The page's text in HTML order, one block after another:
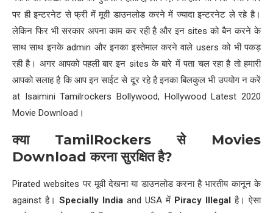
पर ही इन्टरनेट से फ्री में मूवी डाउनलोड करने में ज्यादा इन्टरनेट ले रहे है।
लेकिन फिर भी सरकार अपना काम कर रही है और इन sites को बैन करने के
साथ साथ इनके admin और इनका इस्तेमाल करने वाले users को भी पकड़
रही है। अगर आपको पहली बार इन sites के बारे में पता चल रहा है तो हमारी
आपको सलाह है कि आप इन साईट से दूर रहे है इनका बिलकुल भी उपयोग न करें
at Isaimini Tamilrockers Bollywood, Hollywood Latest 2020
Movie Download।
क्या TamilRockersसे Movies
Downloadकरना सुरक्षित है?
Pirated websites पर मूवी देखना या डाउनलोड करना है भारतीय कानून के
against है। Specially India and USA में Piracy Illegal है। ऐसा